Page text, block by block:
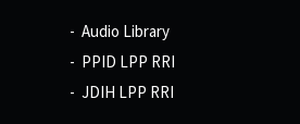
Audio Library
PPID LPP RRI
JDIH LPP RRI